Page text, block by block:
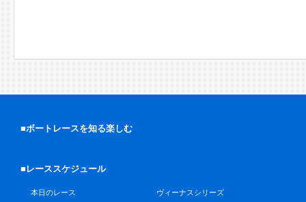
■ボートレースを知る楽しむ
■レーススケジュール
本日のレース
ヴィーナスシリーズ